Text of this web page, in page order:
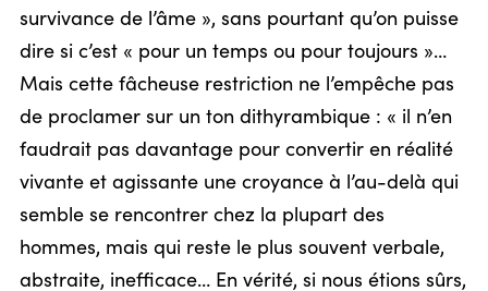
survivance de l’âme », sans pourtant qu’on puisse
dire si c’est « pour un temps ou pour toujours »…
Mais cette fâcheuse restriction ne l’empêche pas
de proclamer sur un ton dithyrambique : « il n’en
faudrait pas davantage pour convertir en réalité
vivante et agissante une croyance à l’au-delà qui
semble se rencontrer chez la plupart des
hommes, mais qui reste le plus souvent verbale,
abstraite, inefficace… En vérité, si nous étions sûrs,